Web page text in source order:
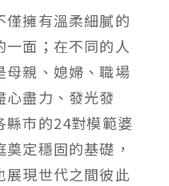
僅擁有溫柔細膩的
面；在不同的人
母親、媳婦、職場
心盡力、發光發
縣市的24對模範婆
定穩固的基礎，
展現世代之間彼此